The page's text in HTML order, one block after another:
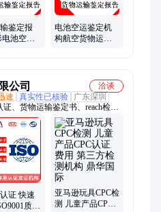
鉴定报
电池空运
电池空运鉴定机
构航空货物运输
公司
洽谈
速 真实性已核验
广东深圳
证、货物运输鉴定书、reach检
pse认证、telec认证、rcm认证、
证 快速
质量
亚马逊玩具CPC检
测 儿童产品CPC